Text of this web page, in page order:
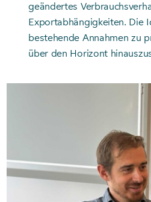
geändertes
Exportabhängigkeiten. Die
bestehende Annahmen zu
über den Horizont